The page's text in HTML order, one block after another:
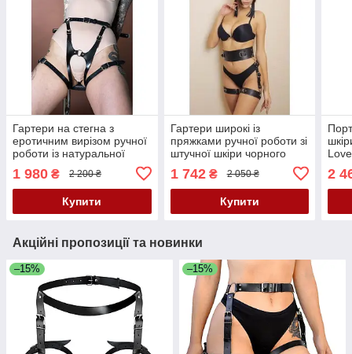
Гартери на стегна з
еротичним вирізом ручної
роботи із натуральної
Scappa розміри S-M-L-XL
Кайф
1 980 ₴ 2 200 ₴
Купити
Гартери широкі із
пряжками ручної роботи зі
штучної шкіри чорного
кольору Candy Hero G4 1
розмір One Size Кайф
1 742₴ 2 050 ₴
Купити
2
Акційні пропозиції та новинки
–15% –15%